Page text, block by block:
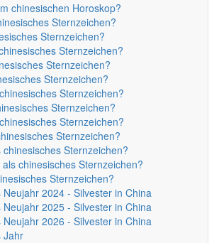
chinesischen Horoskop?
Sternzeichen?
Sternzeichen?
Sternzeichen?
Sternzeichen?
Sternzeichen?
Sternzeichen?
Sternzeichen?
Sternzeichen?
Sternzeichen?
Sternzeichen?
chinesisches Sternzeichen?
Sternzeichen?
Neujahr 2024 - Silvester in China
Neujahr 2025 - Silvester in China
Neujahr 2026 - Silvester in China
Jahr